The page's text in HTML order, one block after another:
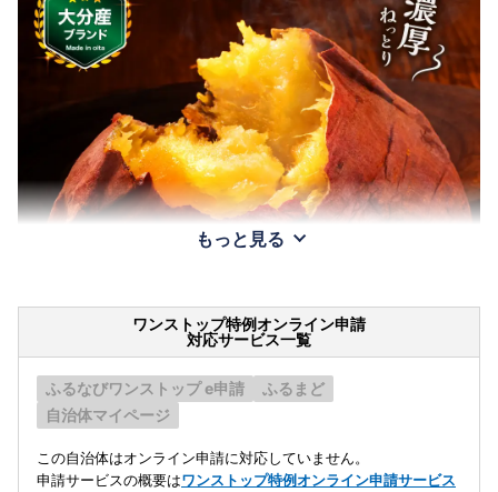
もっと見る
ワンストップ特例オンライン申請
対応サービス一覧
ふるなびワンストップ e申請
ふるまど
自治体マイページ
この自治体はオンライン申請に対応していません。
申請サービスの概要はワンストップ特例オンライン申請サービス